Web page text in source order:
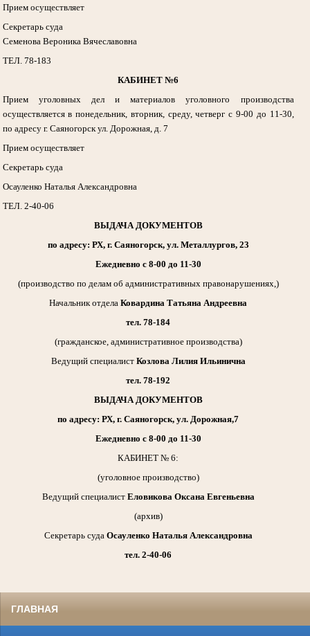
Прием осуществляет
Секретарь суда
Семенова Вероника Вячеславовна
ТЕЛ. 78-183
КАБИНЕТ №6
Прием уголовных дел и материалов уголовного производства
осуществляется в понедельник, вторник, среду, четверг с 9-00 до 11-30,
по адресу г. Саяногорск ул. Дорожная, д. 7
Прием осуществляет
Секретарь суда
Осауленко Наталья Александровна
ТЕЛ. 2-40-06
ВЫДАЧА ДОКУМЕНТОВ
по адресу: РХ, г. Саяногорск, ул. Металлургов, 23
Ежедневно с 8-00 до 11-30
(производство по делам об административных правонарушениях,)
Начальник отдела Ковардина Татьяна Андреевна
тел. 78-184
(гражданское, административное производства)
Ведущий специалист Козлова Лилия Ильинична
тел. 78-192
ВЫДАЧА ДОКУМЕНТОВ
по адресу: РХ, г. Саяногорск, ул. Дорожная,7
Ежедневно с 8-00 до 11-30
КАБИНЕТ № 6:
(уголовное производство)
Ведущий специалист Еловикова Оксана Евгеньевна
(архив)
Секретарь суда Осауленко Наталья Александровна
тел. 2-40-06
ГЛАВНАЯ